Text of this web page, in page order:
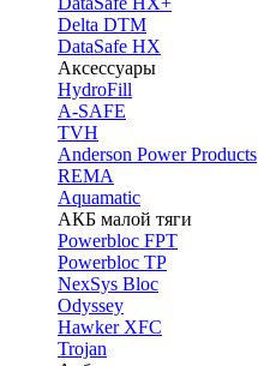
Delta DTM
DataSafe HX
Аксессуары
HydroFill
A-SAFE
TVH
Anderson Power Products
REMA
Aquamatic
АКБ малой тяги
Powerbloc FPT
Powerbloc TP
NexSys Bloc
Odyssey
Hawker XFC
Trojan